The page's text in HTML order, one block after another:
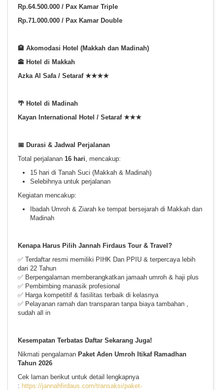
Rp.64.500.000 / Pax Kamar Triple
Rp.71.000.000 / Pax Kamar Double
🏨 Akomodasi Hotel (Makkah dan Madinah)
🕋 Hotel di Makkah
Azka Al Safa / Setaraf ★★★★
🌴 Hotel di Madinah
Kayan International Hotel / Setaraf ★★★
📅 Durasi & Jadwal Perjalanan
Total perjalanan 16 hari , mencakup:
15 hari di Tanah Suci (Makkah & Madinah)
Selebihnya untuk perjalanan
Kegiatan mencakup:
Ibadah Umroh & Ziarah ke tempat bersejarah di Makkah dan
Madinah
Kenapa Harus Pilih Jannah Firdaus Tour & Travel?
✅ Terdaftar resmi memiliki PIHK Dan PPIU & terpercaya lebih
dari 22 Tahun
✅ Berpengalaman memberangkatkan jamaah umroh & haji plus
✅ Pembimbing manasik profesional
✅ Harga kompetitif & fasilitas terbaik di kelasnya
✅ Pelayanan ramah dan transparan tanpa biaya tambahan ,
sudah all in
Kesempatan Terbatas Daftar Sekarang Juga!
Nikmati pengalaman Paket Aden Umroh Itikaf Ramadhan
Tahun 2026
Cek laman berikut untuk detail lengkapnya
: https://jannahfirdaus.com/transaksi/paket-